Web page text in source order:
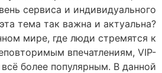
сервиса и индивидуального
тема так важна и актуальна?
мире, где люди стремятся к
впечатлениям, VIP-
более популярным. В данной